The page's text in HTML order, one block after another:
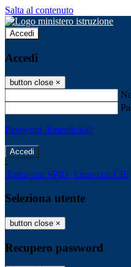
Salta al contenuto
Accedi
Accedi
button close ×
Password dimenticata?
-
Entra con SPID Entra con CIE
Seleziona utente
button close ×
Recupero password